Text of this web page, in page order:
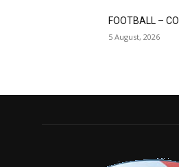
FOOTBALL –
5 August, 2026